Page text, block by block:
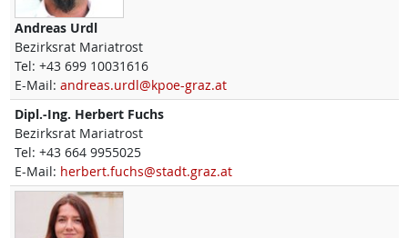
Andreas Urdl
Bezirksrat Mariatrost
Tel: +43 699 10031616
E-Mail: andreas.urdl@kpoe-graz.at
Dipl.-Ing. Herbert Fuchs
Bezirksrat Mariatrost
Tel: +43 664 9955025
E-Mail: herbert.fuchs@stadt.graz.at